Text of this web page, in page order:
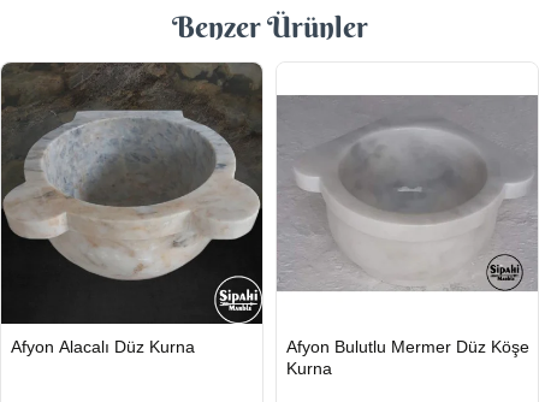
Benzer Ürünler
GÖNDERİ
Afyon Alacalı Düz Kurna
GÖNDERİ
Afyon Bulutlu Mermer Düz Köşe
Kurna